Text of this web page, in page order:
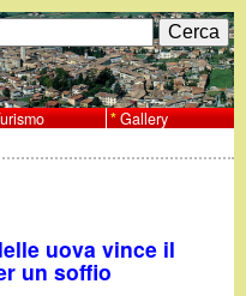
Gallery
uova vince il
un soffio